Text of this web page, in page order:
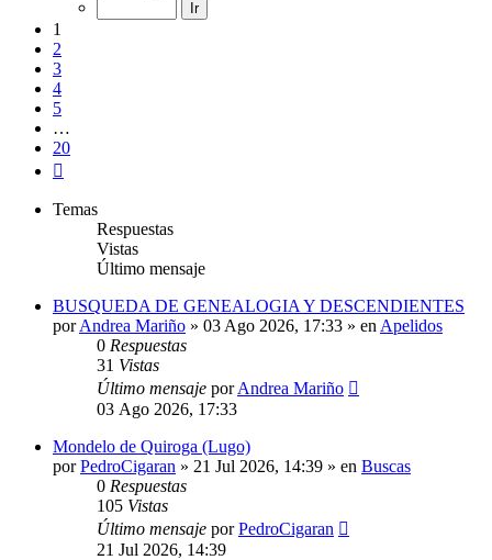
1
2
3
4
5
…
20
Temas
Respuestas
Vistas
Último mensaje
BUSQUEDA DE GENEALOGIA Y DESCENDIENTES
porAndrea Mariño » 03 Ago 2026, 17:33 » en Apelidos
0 Respuestas
31 Vistas
Último mensaje porAndrea Mariño
03 Ago 2026, 17:33
Mondelo de Quiroga (Lugo)
porPedroCigaran » 21 Jul 2026, 14:39 » en Buscas
0 Respuestas
105 Vistas
Último mensaje porPedroCigaran
21 Jul 2026, 14:39